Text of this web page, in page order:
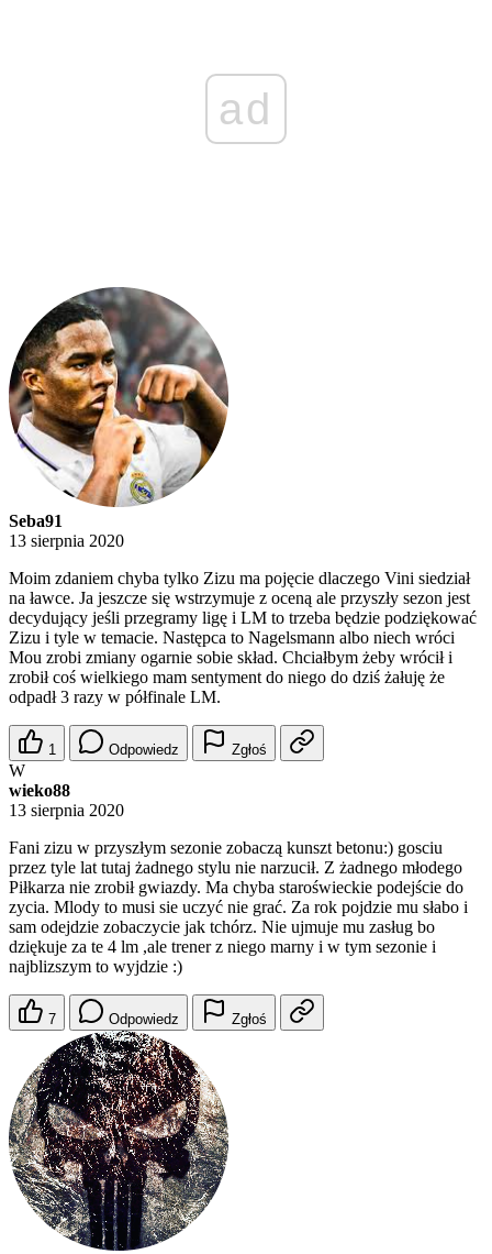
ad
Seba91
13 sierpnia 2020
Moim zdaniem chyba tylko Zizu ma pojęcie dlaczego Vini siedział
na ławce. Ja jeszcze się wstrzymuje z oceną ale przyszły sezon jest
decydujący jeśli przegramy ligę i LM to trzeba będzie podziękować
Zizu i tyle w temacie. Następca to Nagelsmann albo niech wróci
Mou zrobi zmiany ogarnie sobie skład. Chciałbym żeby wrócił i
zrobił coś wielkiego mam sentyment do niego do dziś żałuję że
odpadł 3 razy w półfinale LM.
1 Odpowiedz Zgłoś
W
wieko88
13 sierpnia 2020
Fani zizu w przyszłym sezonie zobaczą kunszt betonu:) gosciu
przez tyle lat tutaj żadnego stylu nie narzucił. Z żadnego młodego
Piłkarza nie zrobił gwiazdy. Ma chyba staroświeckie podejście do
zycia. Mlody to musi sie uczyć nie grać. Za rok pojdzie mu słabo i
sam odejdzie zobaczycie jak tchórz. Nie ujmuje mu zasług bo
dziękuje za te 4 lm ,ale trener z niego marny i w tym sezonie i
najblizszym to wyjdzie :)
7 Odpowiedz Zgłoś